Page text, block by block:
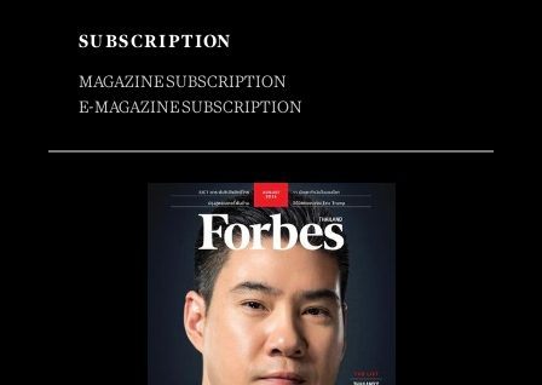
SUBSCRIPTION
MAGAZINE SUBSCRIPTION
E-MAGAZINE SUBSCRIPTION